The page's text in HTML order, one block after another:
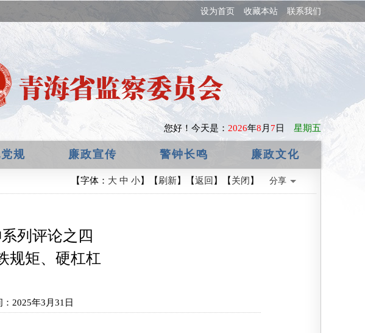
设为首页 收藏本站 联系我们
您好！ 今天是： 2026年8 月 7 日 星期五
规 廉政宣传 警钟长鸣 廉政文化
【字体： 大 中 小】【刷新】【返回 】【关闭 】 分享
列评论之四
规矩、硬杠杠
2025年3月31日